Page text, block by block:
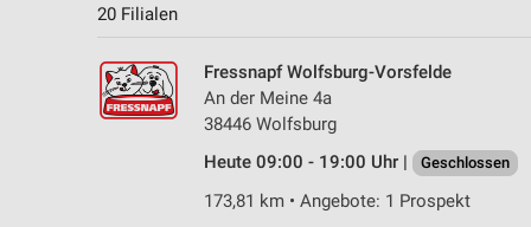
20 Filialen
Fressnapf Wolfsburg-Vorsfelde
An der Meine 4a
38446 Wolfsburg
Heute 09:00 - 19:00 Uhr |
Geschlossen
173,81 km • Angebote: 1 Prospekt